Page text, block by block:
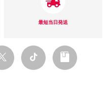
最短当日発送